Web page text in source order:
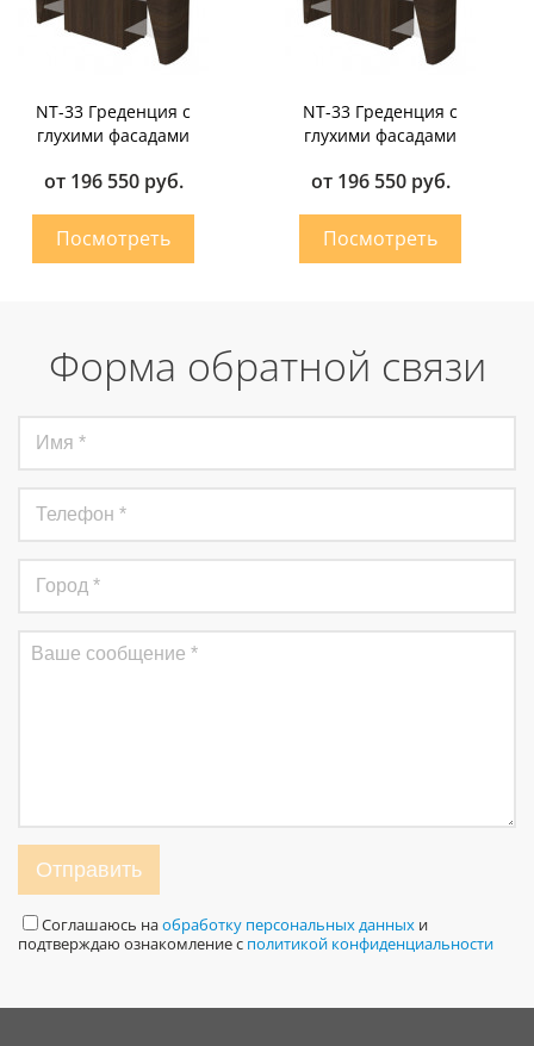
NT-33 Греденция с
глухими фасадами
от 196 550 руб.
NT-33 Греденция с
глухими фасадами
от 196 550 руб.
Форма обратной связи
Отправить
Соглашаюсь наобработку персональных данных и
подтверждаю ознакомление с политикой конфиденциальности